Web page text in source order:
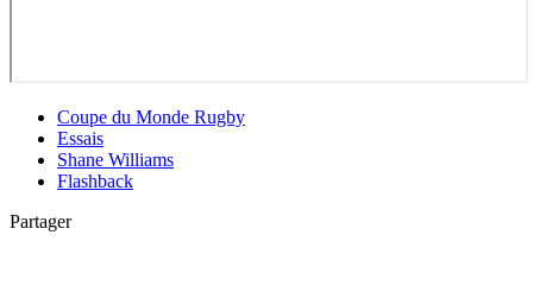
Coupe du Monde Rugby
Essais
Shane Williams
Flashback
Partager